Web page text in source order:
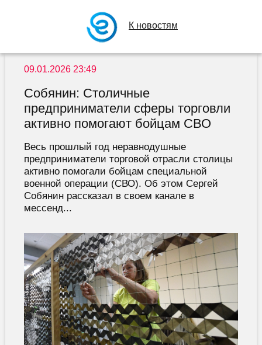
К новостям
09.01.2026 23:49
Собянин: Столичные
предприниматели сферы торговли
активно помогают бойцам СВО
Весь прошлый год неравнодушные
предприниматели торговой отрасли столицы
активно помогали бойцам специальной
военной операции (СВО). Об этом Сергей
Собянин рассказал в своем канале в
мессенд...